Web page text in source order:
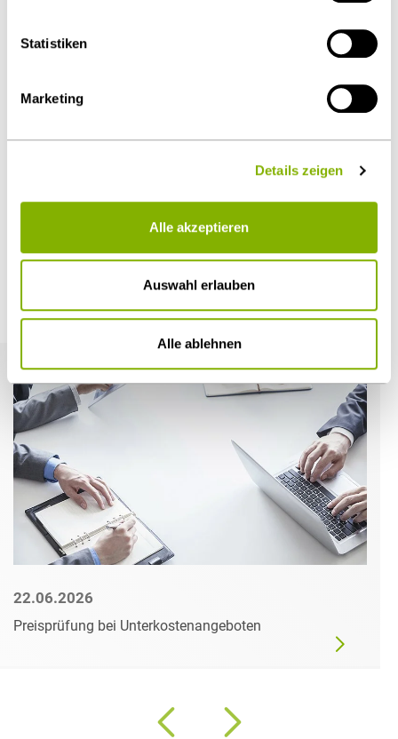
Statistiken
Marketing
Details zeigen
Alle akzeptieren
Auswahl erlauben
Alle ablehnen
Diesen Artikel teilen
Öffentlicher Sektor und Vergabe
Weitere Artikel
22.06.2026
Preisprüfung bei Unterkostenangeboten